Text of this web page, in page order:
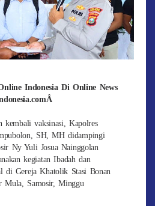
Indonesia Di Online News
kembali vaksinasi, Kapolres
SH, MH didampingi
Ny Yuli Josua Nainggolan
kegiatan Ibadah dan
di Gereja Khatolik Stasi Bonan
Mula, Samosir, Minggu